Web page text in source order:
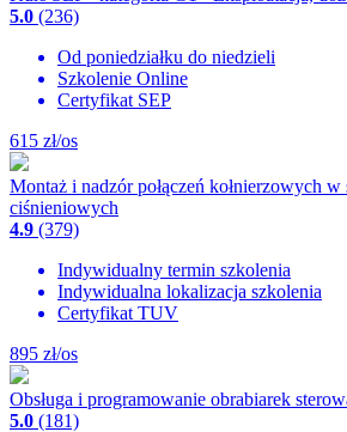
5.0 (236)
Od poniedziałku do niedzieli
Szkolenie Online
Certyfikat SEP
615 zł/os
Montaż i nadzór połączeń kołnierzowych w
ciśnieniowych
4.9 (379)
Indywidualny termin szkolenia
Indywidualna lokalizacja szkolenia
Certyfikat TUV
895 zł/os
Obsługa i programowanie obrabiarek
5.0 (181)